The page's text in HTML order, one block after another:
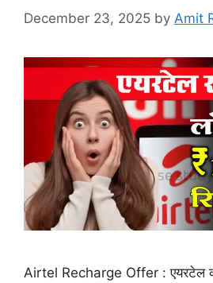
December 23, 2025 by Amit
Airtel Recharge Offer : एयरटेल